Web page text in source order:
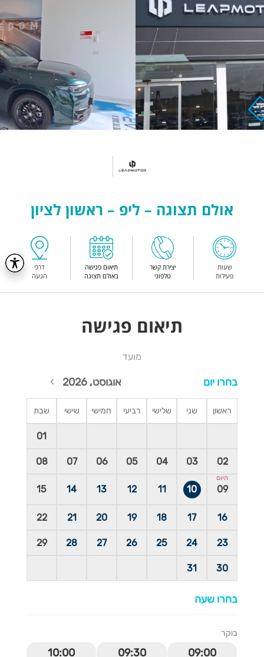
אולם תצוגה – ליפ – ראשון לציון
שעות
פעילות
יצירת קשר
טלפוני
תיאום פגישה
באולם תצוגה
דרכי
הגעה
תיאום פגישה